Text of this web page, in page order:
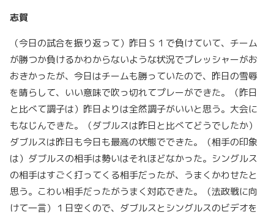
志賀
（今日の試合を振り返って）昨日Ｓ１で負けていて、チーム
が勝つか負けるかわからないような状況でプレッシャーがお
おきかったが、今日はチームも勝っていたので、昨日の雪辱
を晴らして、いい意味で吹っ切れてプレーができた。（昨日
と比べて調子は）昨日よりは全然調子がいいと思う。大会に
もなじんできた。（ダブルスは昨日と比べてどうでしたか）
ダブルスは昨日も今日も最高の状態でできた。（相手の印象
は）ダブルスの相手は勢いはそれほどなかった。シングルス
の相手はすごく打ってくる相手だったが、うまくかわせたと
思う。こわい相手だったがうまく対応できた。（法政戦に向
けて一言）１日空くので、ダブルスとシングルスのビデオを